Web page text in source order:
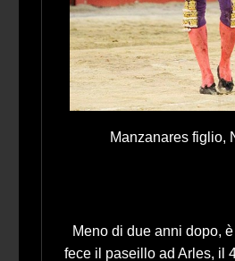
Manzanares figlio,
Meno di due anni dopo,
fece il paseillo ad Arles, il